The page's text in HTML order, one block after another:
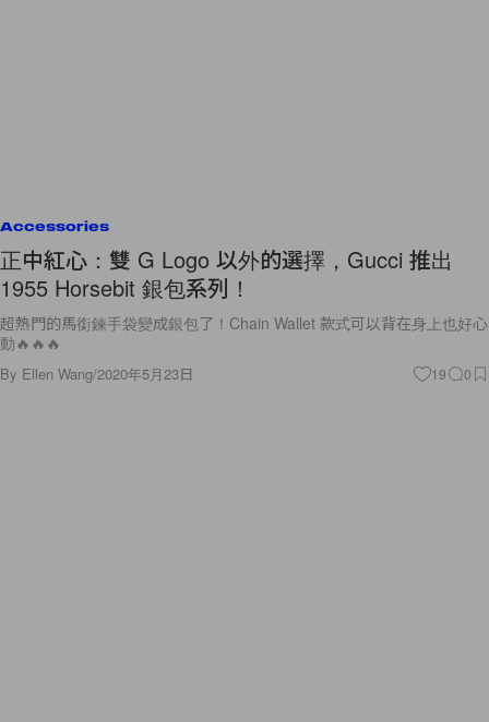
Accessories
正中紅心：雙 G Logo 以外的選擇，Gucci 推出
1955 Horsebit 銀包系列！
超熱門的馬銜鍊手袋變成銀包了！Chain Wallet 款式可以背在身上也好心
動🔥🔥🔥
By Ellen Wang/2020年5月23日 19 0